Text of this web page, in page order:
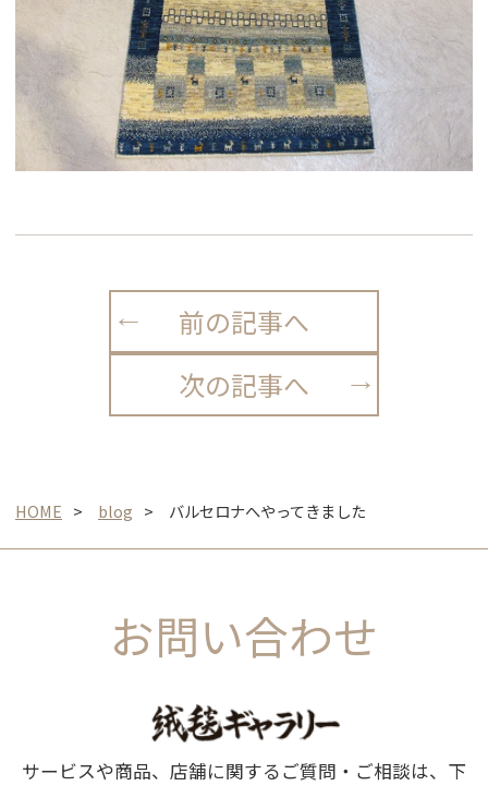
前の記事へ
次の記事へ
HOME blog バルセロナへやってきました
お問い合わせ
サービスや商品、店舗に関するご質問・ご相談は、下